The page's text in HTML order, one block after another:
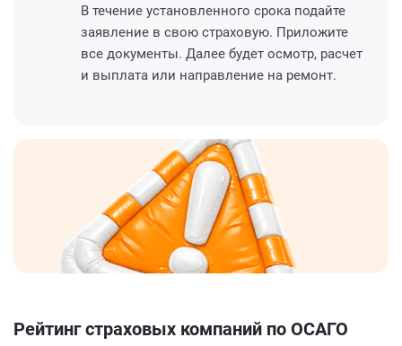
В течение установленного срока подайте
заявление в свою страховую. Приложите
все документы. Далее будет осмотр, расчет
и выплата или направление на ремонт.
Рейтинг страховых компаний по ОСАГО